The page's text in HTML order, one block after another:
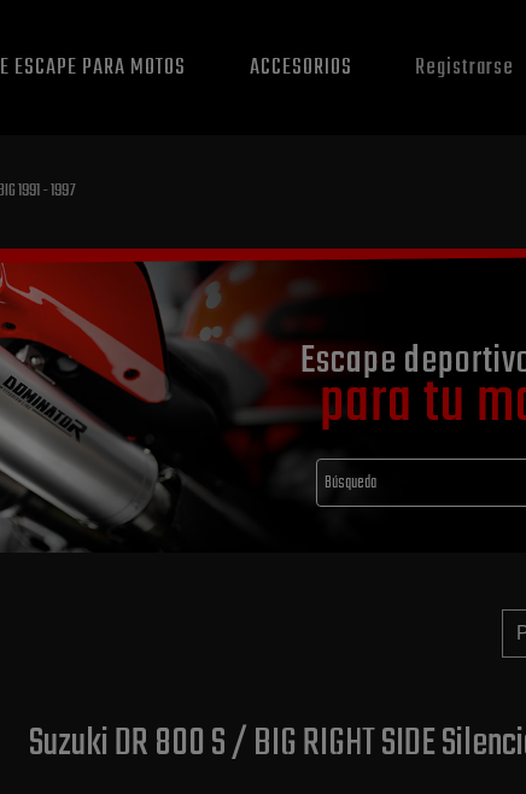
ESCAPE PARA MOTOS ACCESORIOS Registrarse
1991 - 1997
Escape
para tu
Suzuki DR 800 S / BIG RIGHT SIDE